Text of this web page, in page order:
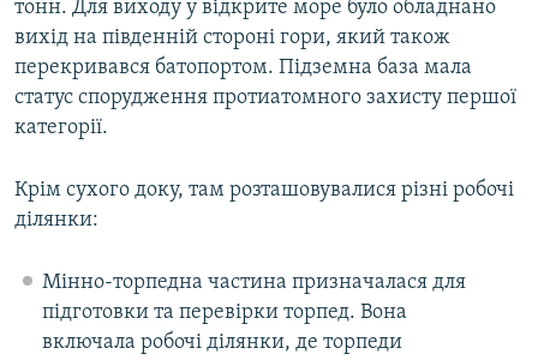
тонн. Для виходу у відкрите море було обладнано
вихід на південній стороні гори, який також
перекривався батопортом. Підземна база мала
статус спорудження протиатомного захисту першої
категорії.
Крім сухого доку, там розташовувалися різні робочі
ділянки:
Мінно-торпедна частина призначалася для
підготовки та перевірки торпед. Вона
включала робочі ділянки, де торпеди